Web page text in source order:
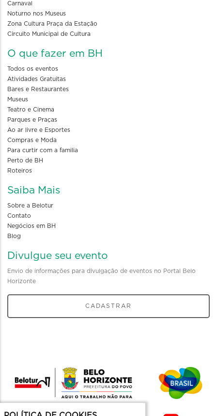
Carnaval
Noturno nos Museus
Zona Cultura Praça da Estação
Circuito Municipal de Cultura
O que fazer em BH
Todos os eventos
Atividades Gratuitas
Bares e Restaurantes
Museus
Teatro e Cinema
Parques e Praças
Ao ar livre e Esportes
Compras e Moda
Para curtir com a familia
Perto de BH
Roteiros
Saiba Mais
Sobre a Belotur
Contato
Negócios em BH
Blog
Divulgue seu evento
Envio de informações para divulgação de eventos no Portal Belo
Horizonte
CADASTRAR